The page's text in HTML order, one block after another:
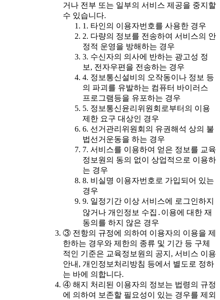
거나 전부 또는 일부의 서비스 제공을 중지할
수 있습니다.
1. 타인의 이용자번호를 사용한 경우
2. 다량의 정보를 전송하여 서비스의 안
정적 운영을 방해하는 경우
3. 수신자의 의사에 반하는 광고성 정
보, 전자우편을 전송하는 경우
4. 정보통신설비의 오작동이나 정보 등
의 파괴를 유발하는 컴퓨터 바이러스
프로그램등을 유포하는 경우
5. 정보통신윤리위원회로부터의 이용
제한 요구 대상인 경우
6. 선거관리위원회의 유권해석 상의 불
법선거운동을 하는 경우
7. 서비스를 이용하여 얻은 정보를 교육
정보원의 동의 없이 상업적으로 이용하
는 경우
8. 비실명 이용자번호로 가입되어 있는
경우
9. 일정기간 이상 서비스에 로그인하지
않거나 개인정보 수집․이용에 대한 재
동의를 하지 않은 경우
③ 전항의 규정에 의하여 이용자의 이용을 제
한하는 경우와 제한의 종류 및 기간 등 구체
적인 기준은 교육정보원의 공지, 서비스 이용
안내, 개인정보처리방침 등에서 별도로 정하
는 바에 의합니다.
④ 해지 처리된 이용자의 정보는 법령의 규정
에 의하여 보존할 필요성이 있는 경우를 제외